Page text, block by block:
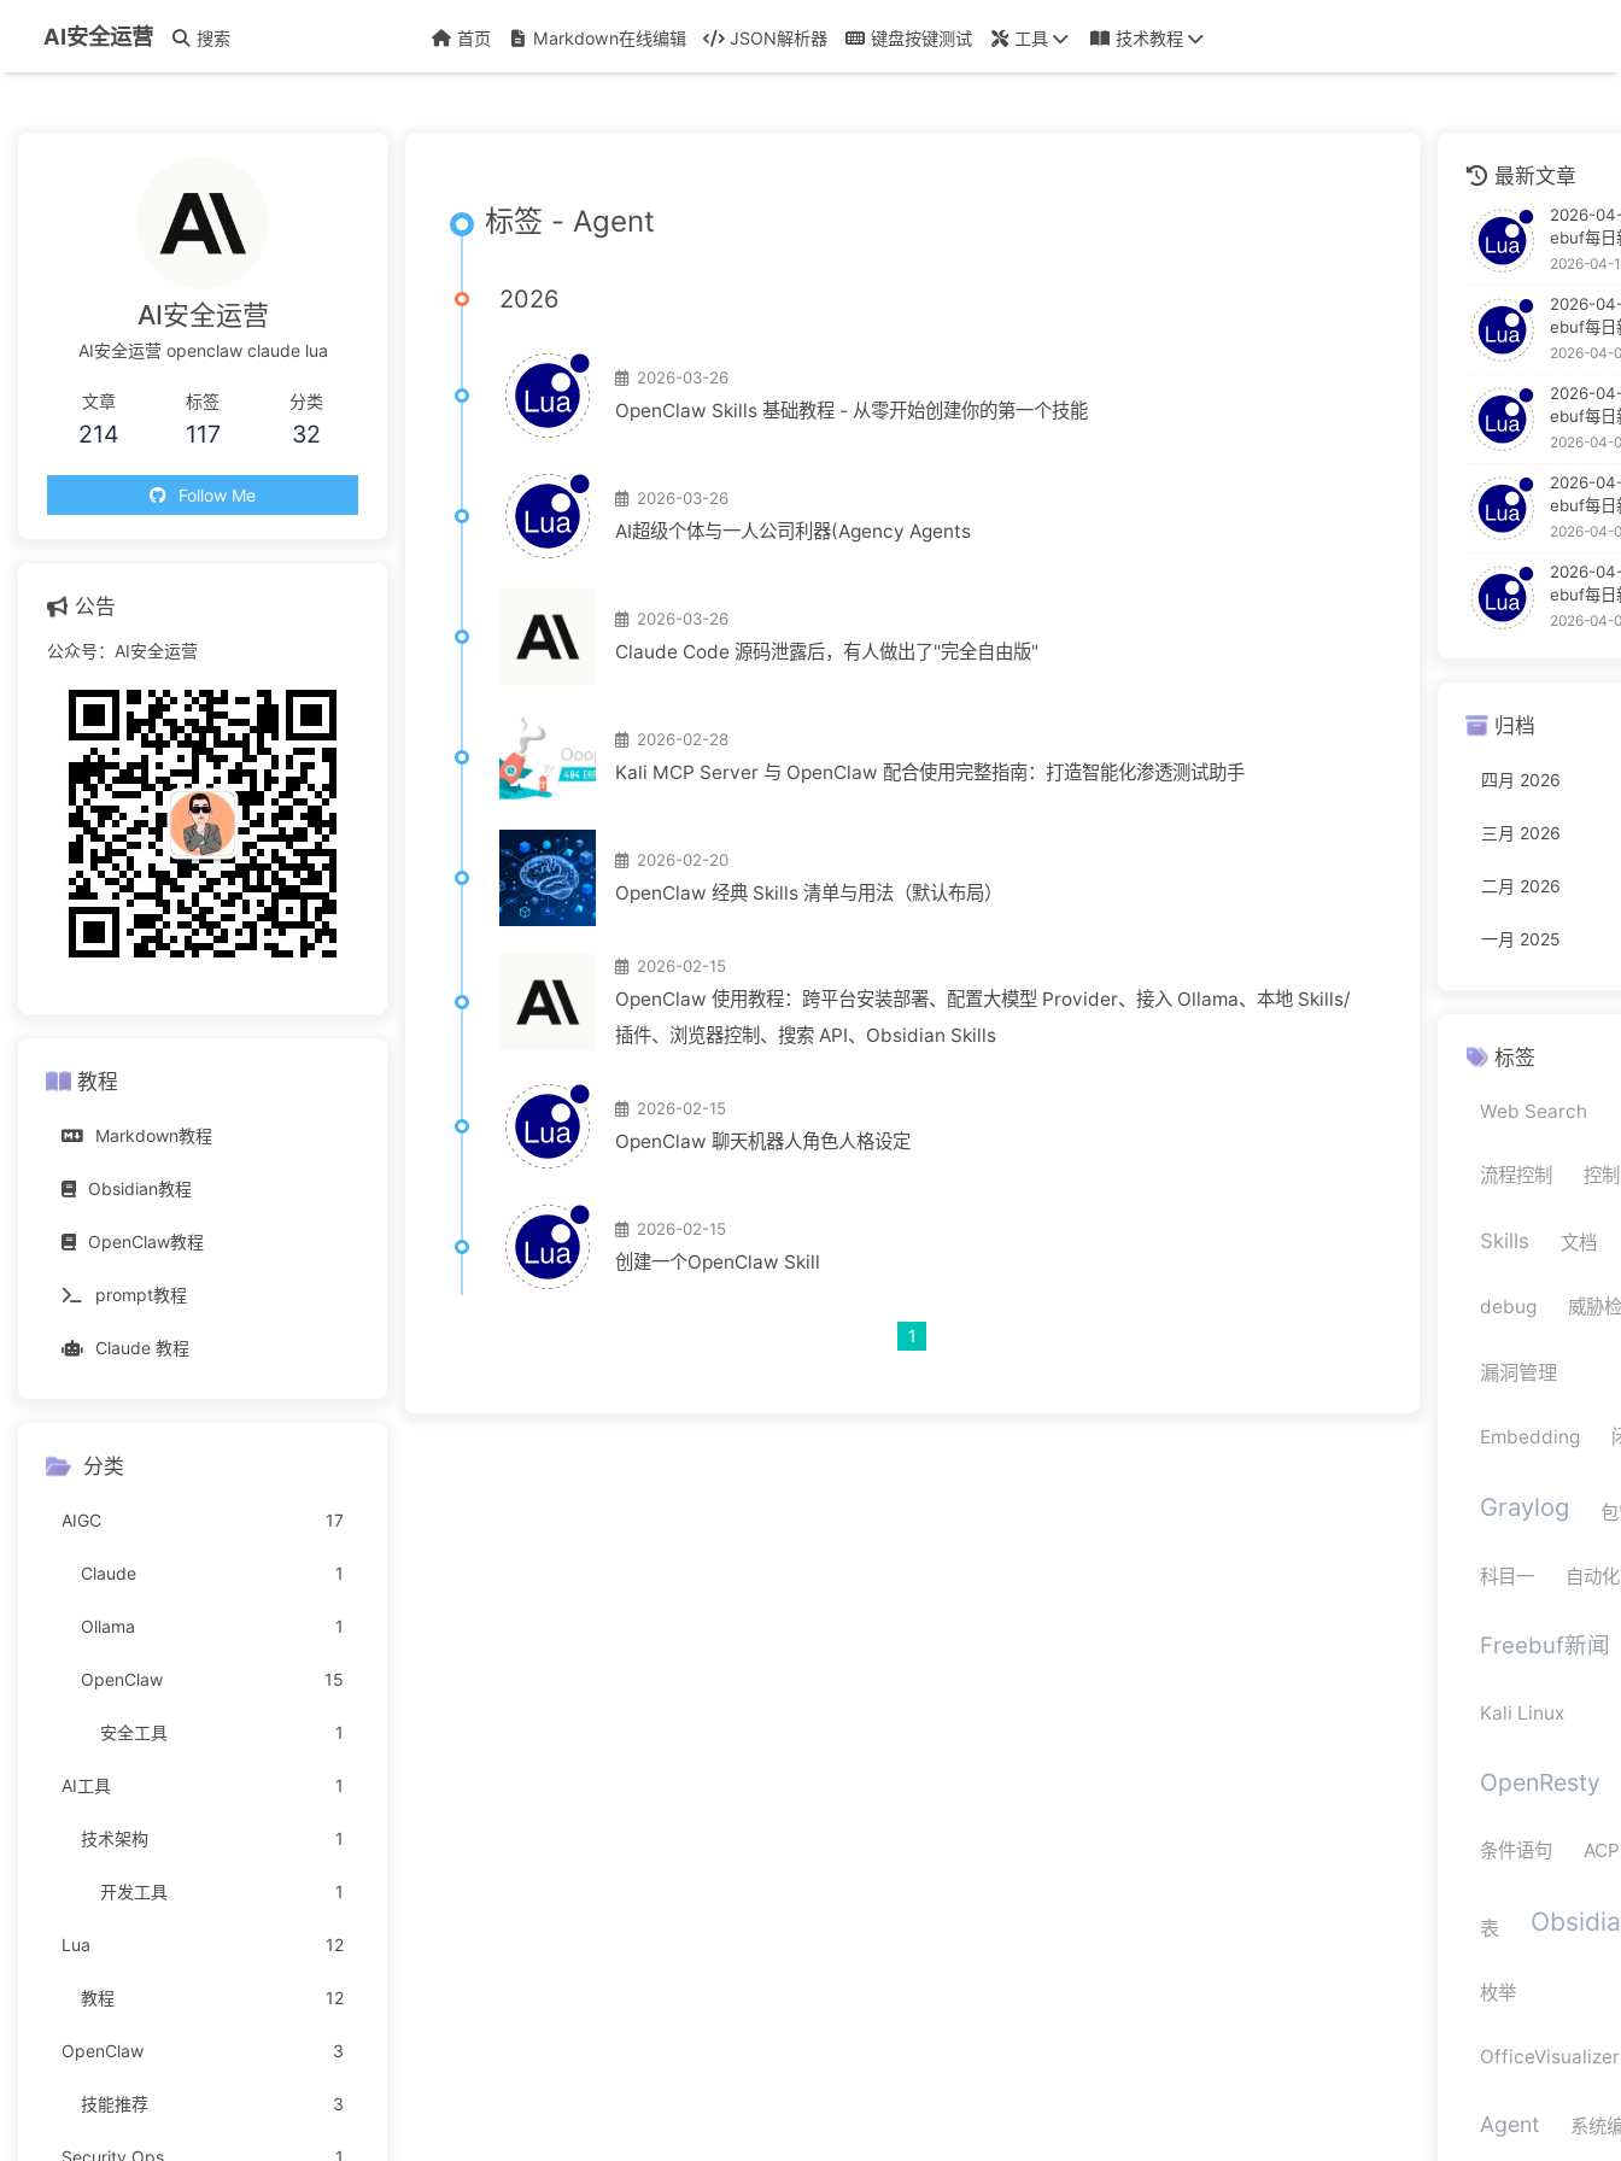
AI安全运营 搜索 首页 Markdown在线编辑 JSON解析器 键盘按键测试 工具 技术教程
标签 - Agent
2026
2026-03-26
OpenClaw Skills 基础教程 - 从零开始创建你的第一个技能
2026-03-26
AI超级个体与一人公司利器(Agency Agents
2026-03-26
Claude Code 源码泄露后，有人做出了"完全自由版"
2026-02-28
Kali MCP Server 与 OpenClaw 配合使用完整指南：打造智能化渗透测试助手
2026-02-20
OpenClaw 经典 Skills 清单与用法（默认布局）
2026-02-15
OpenClaw 使用教程：跨平台安装部署、配置大模型 Provider、接入 Ollama、本地 Skills/
插件、浏览器控制、搜索 API、Obsidian Skills
2026-02-15
OpenClaw 聊天机器人角色人格设定
2026-02-15
创建一个OpenClaw Skill
1
AI安全运营
AI安全运营 openclaw claude lua
文章
214
标签
117
分类
32
Follow Me
公告
公众号：AI安全运营
教程
Markdown教程
Obsidian教程
OpenClaw教程
prompt教程
Claude 教程
分类
AIGC 17
Claude 1
Ollama 1
OpenClaw 15
安全工具 1
AI工具 1
技术架构 1
开发工具 1
Lua 12
教程 12
OpenClaw 3
技能推荐 3
最新文章
2026-
ebuf每日
2026-04-
2026-
ebuf每日
2026-04-
2026-
ebuf每日
2026-04-
2026-
ebuf每日
2026-04-
2026-
ebuf每日
2026-04-
归档
四月 2026
三月 2026
二月 2026
一月 2025
标签
Web Search
流程控制 控
Skills 文档
debug 威胁
漏洞管理
Embedding
Graylog
科目一 自动化
Freebuf新闻
Kali Linux
OpenResty
条件语句
表
枚举
OfficeVisualizer
Agent 系统